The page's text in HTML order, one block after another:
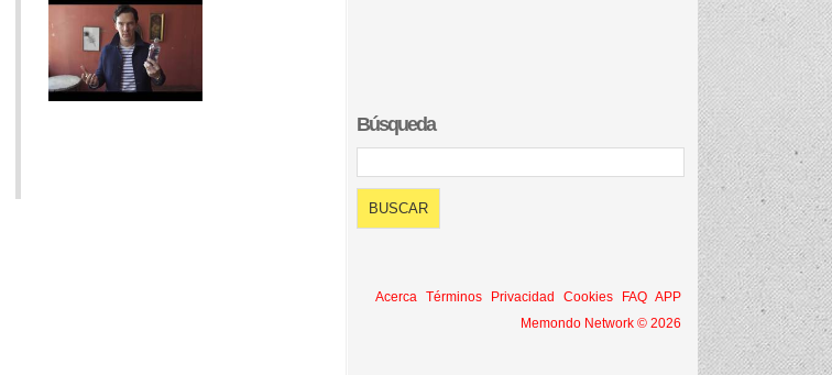
Búsqueda
Acerca Términos Privacidad Cookies FAQ APP
Memondo Network © 2026